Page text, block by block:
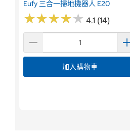
Eufy 三合一掃地機器人 E20
★★★★★
★★★★★ 4.1 (14)
加入購物車